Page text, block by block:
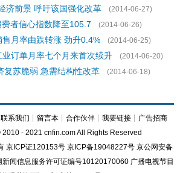
济前景 呼吁该国强化改革
(2014-06-27)
者信心指数降至105.7
(2014-06-26)
月率由跌转涨 劲升0.4%
(2014-06-25)
订单月率七个月来首次续升
(2014-06-20)
复苏脆弱 急需结构性改革 (2014-06-18)
联系我们 ┊ 留言本 ┊ 合作伙伴 ┊ 我要链接 ┊ 广告招商
- 2021 cnfin.com All Rights Reserved
京ICP证120153号 京ICP备19048227号 京公网安备
闻信息服务许可证编号10120170060 广播电视节目